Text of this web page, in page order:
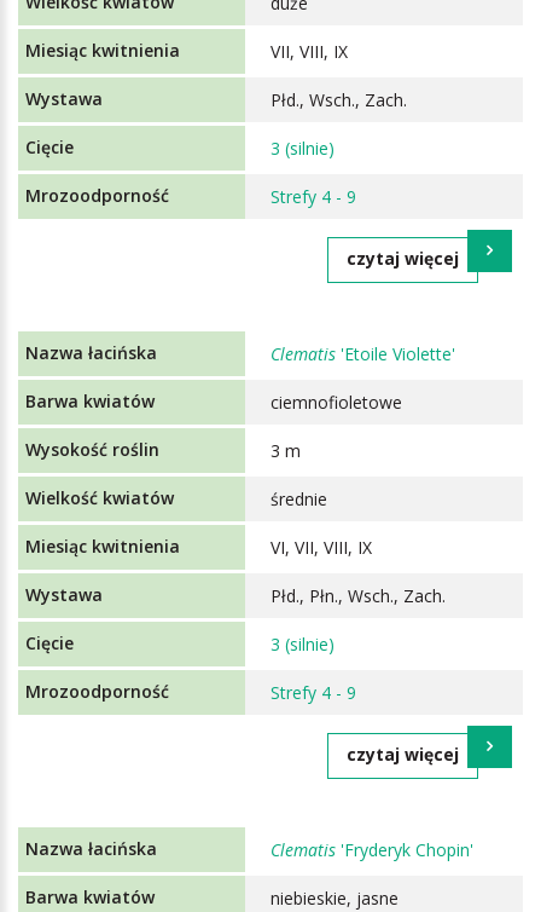
VII, VIII, IX
Płd., Wsch., Zach.
3 (silnie)
Strefy 4 - 9
czytaj więcej
Clematis 'Etoile Violette'
ciemnofioletowe
3 m
średnie
VI, VII, VIII, IX
Płd., Płn., Wsch., Zach.
3 (silnie)
Strefy 4 - 9
czytaj więcej
Clematis 'Fryderyk Chopin'
niebieskie, jasne